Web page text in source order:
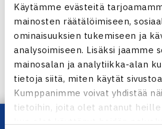
Käytämme evästeitä
mainosten räätälöimiseen,
ominaisuuksien tukemiseen ja
analysoimiseen. Lisäksi jaamme
mainosalan ja analytiikka-alan
tietoja siitä, miten käytät
Kumppanimme voivat yhdistää
tietoihin, joita olet antanut
Suomalaisia vilisee myös
ITF-kisoissa. MiehissäEero Vasaja
Kaukovalta taistelevat Turkin
kaaviopaikasta, kun taasVesa Ahti
kaaviopaikkaa Egyptin M15 -
jälkeä viime viikolla Kreikassa
Hietaranta kisaa tällä kertaa